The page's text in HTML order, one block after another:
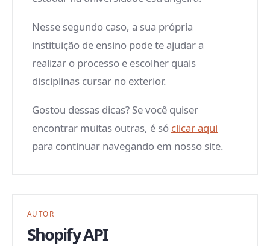
Nesse segundo caso, a sua própria
instituição de ensino pode te ajudar a
realizar o processo e escolher quais
disciplinas cursar no exterior.
Gostou dessas dicas? Se você quiser
encontrar muitas outras, é só clicar aqui
para continuar navegando em nosso site.
AUTOR
Shopify API